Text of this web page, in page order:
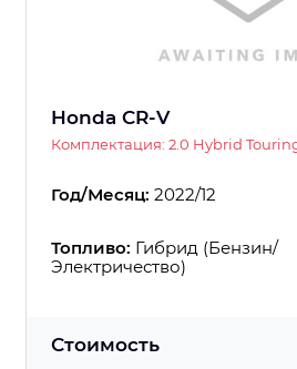
Honda CR-V
Комплектация: 2.0 Hybrid
Год/Месяц: 2022/12
Топливо: Гибрид (Бензин/
Электричество)
Стоимость